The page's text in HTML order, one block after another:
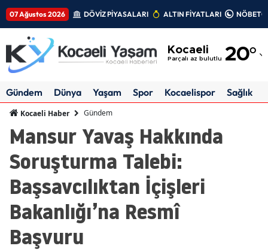
07 Ağustos 2026 DÖVİZ PİYASALARI ALTIN FİYATLARI
Kocaeli
Parçalı az bulutlu 20°
Adıyaman
Amasya
Ankara
Antalya
Artvin
Gündem Dünya Yaşam Spor Kocaelispor Sağlık
Kocaeli Haber Gündem
Mansur Yavaş Hakkında
Soruşturma Talebi:
Başsavcılıktan İçişleri
Bakanlığı’na Resmî
Başvuru